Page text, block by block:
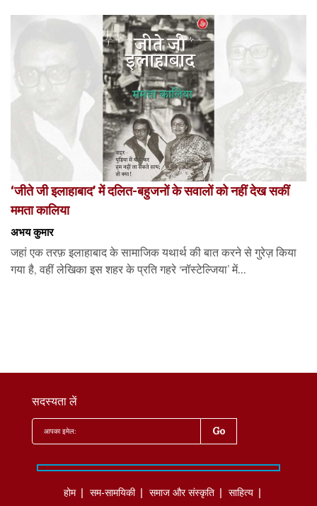
‘जीते जी इलाहाबाद’ में दलित-बहुजनों के सवालों को नहीं देख सकीं
ममता कालिया
अभय कुमार
जहां एक तरफ़ इलाहाबाद के सामाजिक यथार्थ की बात करने से गुरेज़ किया
गया है, वहीं लेखिका इस शहर के प्रति गहरे ‘नॉस्टेल्जिया’ में...
सदस्यता लें
होम सम-सामयिकी समाज और संस्कृति साहित्‍य